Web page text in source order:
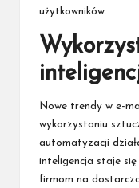
użytkowników.
Nowe trendy w e-
wykorzystaniu
automatyzacji
inteligencja staje
firmom na